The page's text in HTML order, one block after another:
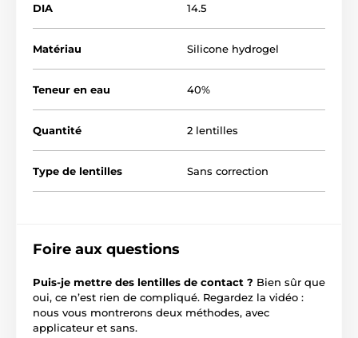
DIA 14.5
Matériau Silicone hydrogel
Teneur en eau 40%
Quantité 2 lentilles
Type de lentilles Sans correction
Foire aux questions
Puis-je mettre des lentilles de contact ? Bien sûr que
oui, ce n’est rien de compliqué. Regardez la vidéo :
nous vous montrerons deux méthodes, avec
applicateur et sans.